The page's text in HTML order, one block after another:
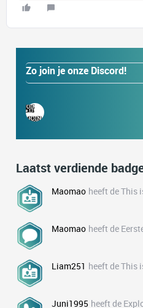
Zo join je onze Discord!
Laatst verdiende
Maomao heeft de This
Maomao heeft de
Liam251 heeft de This
Juni1995 heeft de